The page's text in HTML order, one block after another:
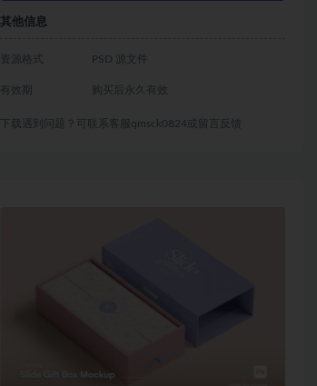
其他信息
资源格式 PSD 源文件
有效期 购买后永久有效
下载遇到问题？可联系客服qmsck0824或留言反馈